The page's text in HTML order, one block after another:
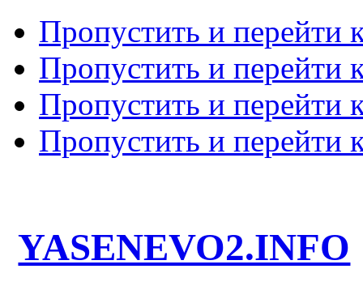
Пропустить и перейти
Пропустить и перейти
Пропустить и перейти
Пропустить и перейти
YASENEVO2.INFO